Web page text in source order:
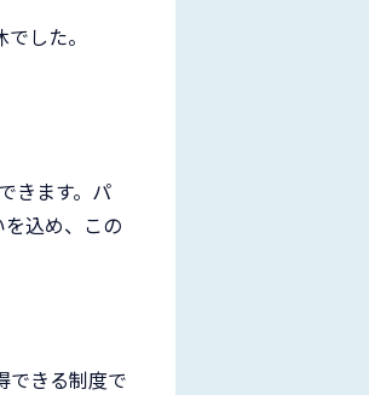
した。
きます。パ
込め、この
できる制度で